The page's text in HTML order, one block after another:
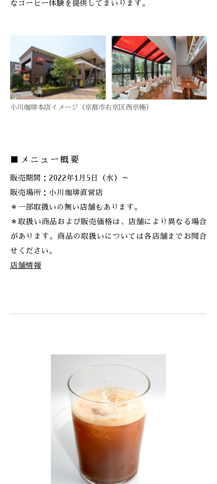
なコーヒー体験を提供してまいります。
小川珈琲本店イメージ（京都市右京区西京極）
■メニュー概要
販売期間：2022年1月5日（水）～
販売場所：小川珈琲直営店
＊一部取扱いの無い店舗もあります。
＊取扱い商品および販売価格は、店舗により異なる場合
があります。商品の取扱いについては各店舗までお問合
せください。
店舗情報